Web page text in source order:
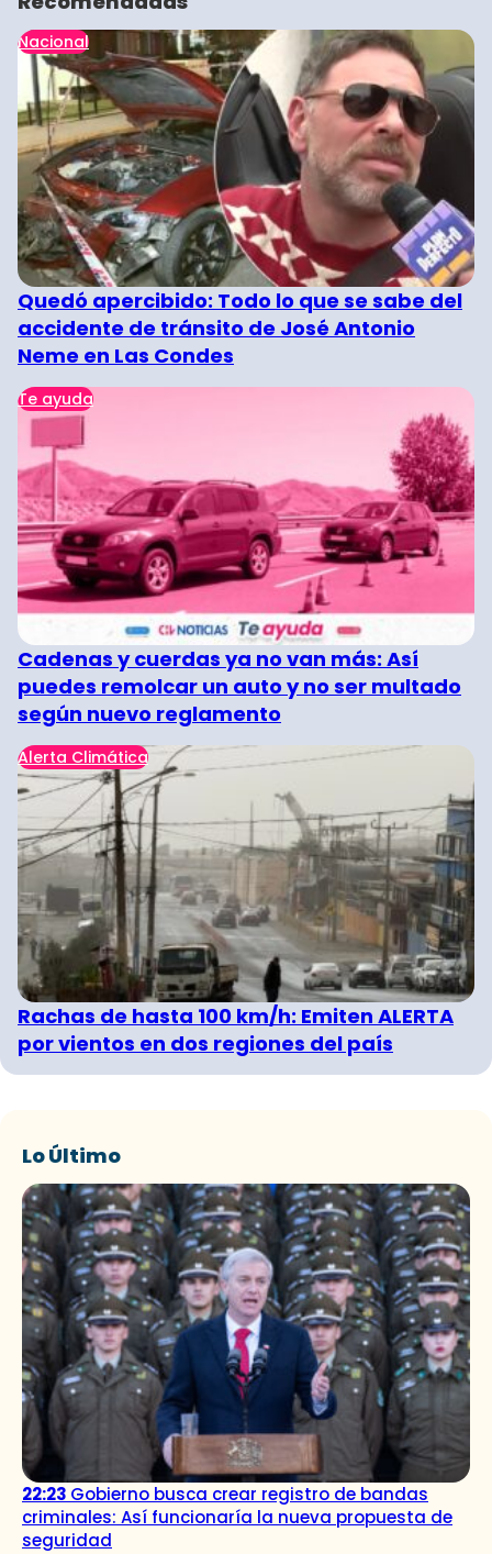
Nacional
Quedó apercibido: Todo lo que se sabe del
accidente de tránsito de José Antonio
Neme en Las Condes
Te ayuda
Cadenas y cuerdas ya no van más: Así
puedes remolcar un auto y no ser multado
según nuevo reglamento
Alerta Climática
Rachas de hasta 100 km/h: Emiten ALERTA
por vientos en dos regiones del país
Lo Último
22:23 Gobierno busca crear registro de bandas
criminales: Así funcionaría la nueva propuesta de
seguridad